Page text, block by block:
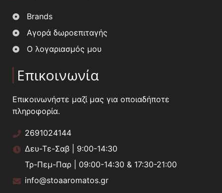
Brands
Αγορά δωροεπιταγής
Ο λογαριασμός μου
Επικοινωνία
Επικοινωνήστε μαζί μας για οποιαδήποτε
πληροφορία.
2691024144
Δευ-Τε-Σαβ | 9:00-14:30
Τρ-Πεμ-Παρ | 09:00-14:30 & 17:30-21:00
info@stoaaromatos.gr